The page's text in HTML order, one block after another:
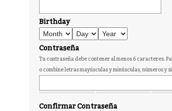
Birthday
Contraseña
Tu contraseña debe contener al menos 6 caracteres.
o combine letras mayúsculas y minúsculas, números y
Confirmar Contraseña